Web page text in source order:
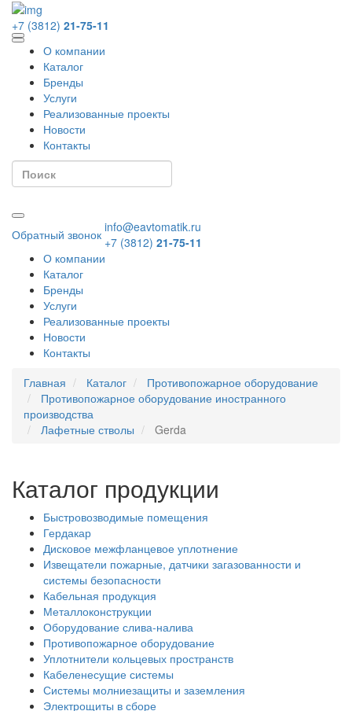
+7 (3812) 21-75-11
О компании
Каталог
Бренды
Услуги
Реализованные проекты
Новости
Контакты
Обратный звонок info@eavtomatik.ru
+7 (3812) 21-75-11
О компании
Каталог
Бренды
Услуги
Реализованные проекты
Новости
Контакты
Главная
Каталог
Противопожарное оборудование
Противопожарное оборудование иностранного
производства
Лафетные стволы
Gerda
Каталог продукции
Быстровозводимые помещения
Гердакар
Дисковое межфланцевое уплотнение
Извещатели пожарные, датчики загазованности и
системы безопасности
Кабельная продукция
Металлоконструкции
Оборудование слива-налива
Противопожарное оборудование
Уплотнители кольцевых пространств
Кабеленесущие системы
Системы молниезащиты и заземления
Электрощиты в сборе